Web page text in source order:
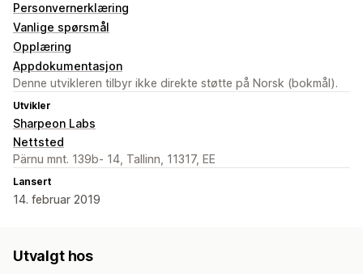
Personvernerklæring
Vanlige spørsmål
Opplæring
Appdokumentasjon
Denne utvikleren tilbyr ikke direkte støtte på Norsk (bokmål).
Utvikler
Sharpeon Labs
Nettsted
Pärnu mnt. 139b- 14, Tallinn, 11317, EE
Lansert
14. februar 2019
Utvalgt hos